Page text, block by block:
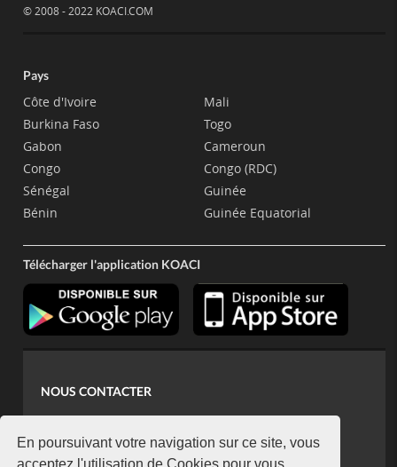
En poursuivant votre navigation sur ce site, vous
acceptez l'utilisation de Cookies pour vous
© 2008 - 2022 KOACI.COM
Pays
Côte d'Ivoire
Burkina Faso
Gabon
Congo
Sénégal
Bénin
Mali
Togo
Cameroun
Congo (RDC)
Guinée
Guinée Equatorial
Télécharger l'application KOACI
NOUS CONTACTER
koaci@yahoo.fr